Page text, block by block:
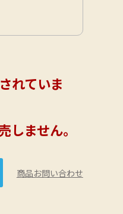
れていま
しません。
商品お問い合わせ